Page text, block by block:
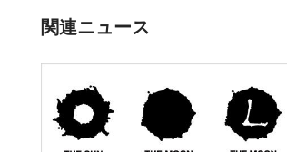
関連ニュース